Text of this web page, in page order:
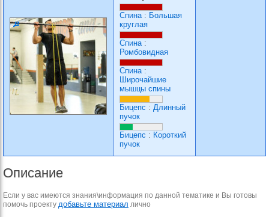
Спина: Большая
круглая
Спина:
Ромбовидная
Спина:
Широчайшие
мышцы спины
Бицепс : Длинный
пучок
Бицепс : Короткий
пучок
Описание
Если у вас имеются знания\информация по данной тематике и Вы готовы
помочь проекту добавьте материал лично